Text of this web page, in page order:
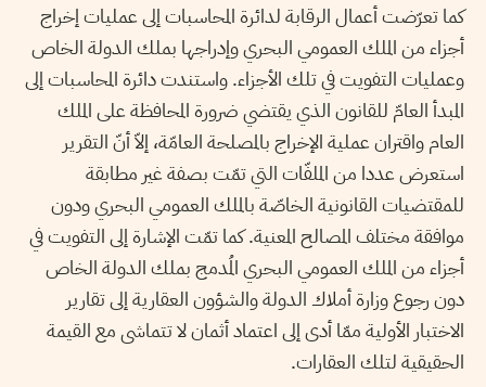
كما تعرّضت أعمال الرقابة لدائرة المحاسبات إلى عمليات إخراج
أجزاء من الملك العمومي البحري وإدراجها بملك الدولة الخاص
وعمليات التفويت في تلك الأجزاء. واستندت دائرة المحاسبات إلى
المبدأ العامّ للقانون الذي يقتضي ضرورة المحافظة على الملك
العام واقتران عملية الإخراج بالمصلحة العامّة، إلاّ أنّ التقرير
استعرض عددا من الملفّات التي تمّت بصفة غير مطابقة
للمقتضيات القانونية الخاصّة بالملك العمومي البحري ودون
موافقة مختلف المصالح المعنية. كما تمّت الإشارة إلى التفويت في
أجزاء من الملك العمومي البحري المُدمج بملك الدولة الخاص
دون رجوع وزارة أملاك الدولة والشؤون العقارية إلى تقارير
الاختبار الأولية ممّا أدى إلى اعتماد أثمان لا تتماشى مع القيمة
الحقيقية لتلك العقارات.